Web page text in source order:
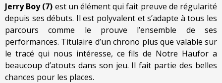
Jerry Boy (7) est un élément qui fait preuve de régularité
depuis ses débuts. Il est polyvalent et s’adapte à tous les
parcours comme le prouve l’ensemble de ses
performances. Titulaire d’un chrono plus que valable sur
le tracé qui nous intéresse, ce fils de Notre Haufor a
beaucoup d’atouts dans son jeu. Il fait partie des belles
chances pour les places.